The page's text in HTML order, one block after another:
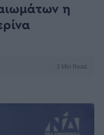
η
3 Min Read